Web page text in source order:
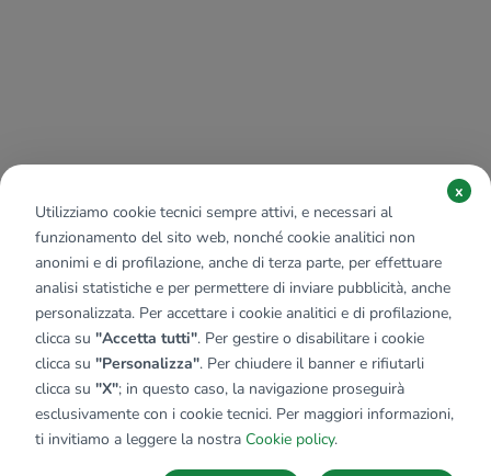
Utilizziamo cookie tecnici sempre attivi, e necessari al
funzionamento del sito web, nonché cookie analitici non
anonimi e di profilazione, anche di terza parte, per effettuare
analisi statistiche e per permettere di inviare pubblicità, anche
personalizzata. Per accettare i cookie analitici e di profilazione,
clicca su "Accetta tutti". Per gestire o disabilitare i cookie
clicca su "Personalizza". Per chiudere il banner e rifiutarli
clicca su "X"; in questo caso, la navigazione proseguirà
esclusivamente con i cookie tecnici. Per maggiori informazioni,
ti invitiamo a leggere la nostra Cookie policy.
x